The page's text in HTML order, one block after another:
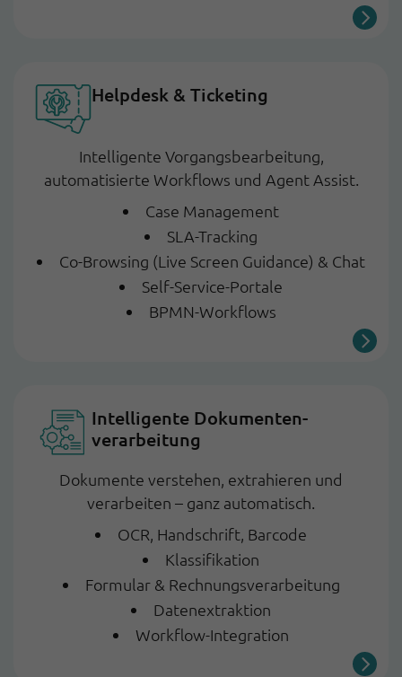
Helpdesk & Ticketing
Intelligente Vorgangsbearbeitung,
automatisierte Workflows und Agent Assist.
Case Management
SLA-Tracking
Co-Browsing (Live Screen Guidance) & Chat
Self-Service-Portale
BPMN-Workflows
Intelligente Dokumenten­
verarbeitung
Dokumente verstehen, extrahieren und
verarbeiten – ganz automatisch.
OCR, Handschrift, Barcode
Klassifikation
Formular & Rechnungsverarbeitung
Datenextraktion
Workflow-Integration